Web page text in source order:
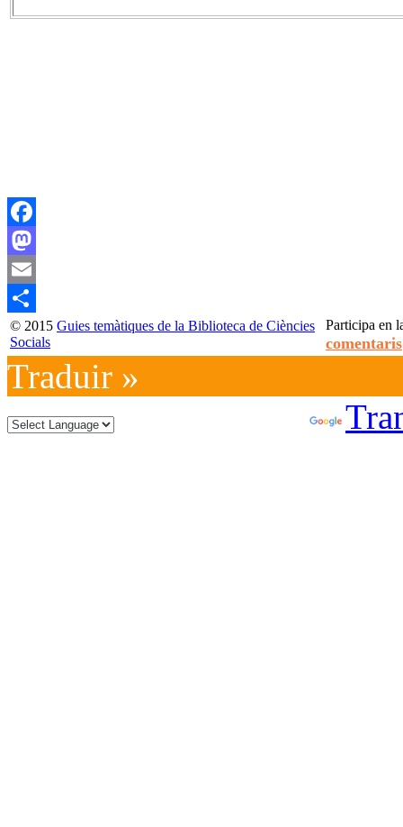
Facebook
Mastodon
Email
Compartir
© 2015 Guies temàtiques de la Biblioteca de Ciències
Socials
Participa en
comentaris
Traduir »